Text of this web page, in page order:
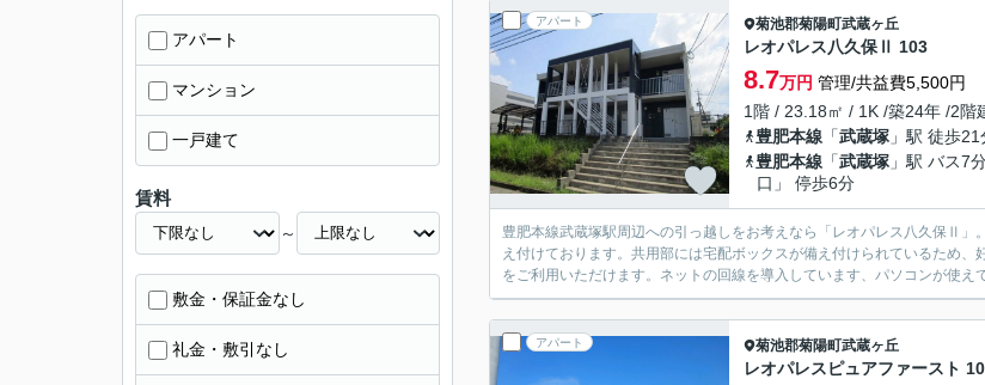
アパート 菊池郡菊陽町武蔵ヶ丘
レオパレス八久保Ⅱ 103
8.7万円 管理/共益費5,500円
1階 / 23.18㎡ / 1K /築24年 /2階
豊肥本線 「武蔵塚 」駅 徒歩21
豊肥本線 「武蔵塚 」駅 バス7
口」 停歩6分
豊肥本線武蔵塚駅周辺への引っ越しをお考えなら「レオパレス八久保Ⅱ
え付けております。共用部には宅配ボックスが備え付けられているため
をご利用いただけます。ネットの回線を導入しています、パソコンが使
アパート 菊池郡菊陽町武蔵ヶ丘
レオパレスピュアファースト
アパート
マンション
一戸建て
賃料
～
敷金・保証金なし
礼金・敷引なし